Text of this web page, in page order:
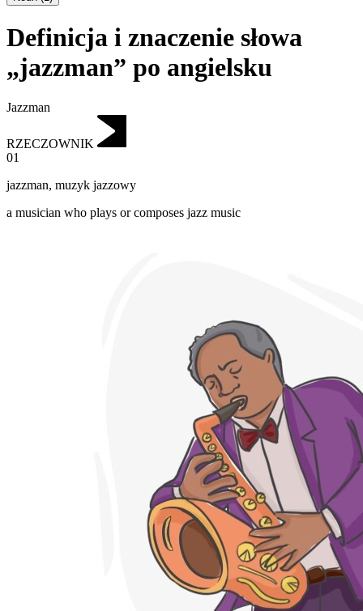
Definicja i znaczenie słowa
„jazzman” po angielsku
Jazzman
RZECZOWNIK
01
jazzman, muzyk jazzowy
a musician who plays or composes jazz music